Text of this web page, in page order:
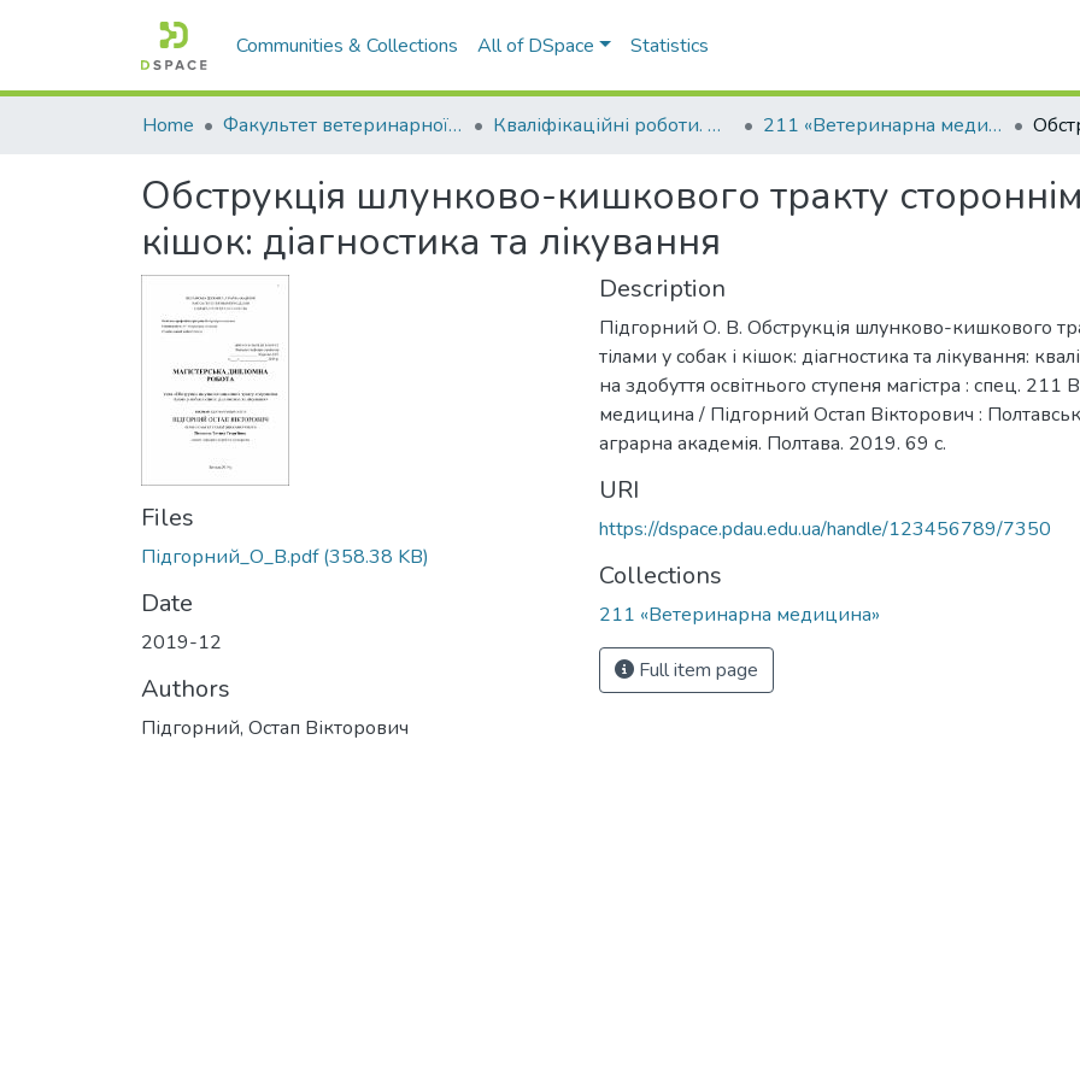
Communities & Collections All of DSpace Statistics
Home Факультет ветеринарної медицини Кваліфікаційні роботи. Факультет ветеринарної медицини 211 «Ветеринарна медицина»
Обструкція шлунково-кишкового тракту
кішок: діагностика та лікування
Files
Підгорний_О_В.pdf(358.38 KB)
Date
2019-12
Authors
Підгорний, Остап Вікторович
Description
Підгорний О. В. Обструкція шлунково-кишкового
тілами у собак і кішок: діагностика та лікування:
на здобуття освітнього ступеня магістра : спец. 211
медицина / Підгорний Остап Вікторович :
аграрна академія. Полтава. 2019. 69 с.
URI
https://dspace.pdau.edu.ua/handle/123456789/7350
Collections
211 «Ветеринарна медицина»
Full item page